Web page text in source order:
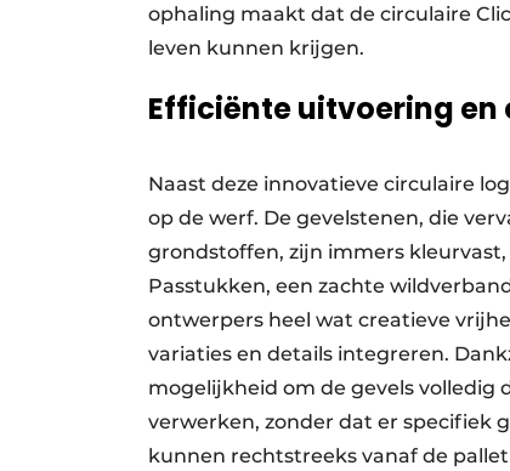
ophaling maakt dat de circulaire
leven kunnen krijgen.
Efficiënte uitvoering
Naast deze innovatieve circulaire
op de werf. De gevelstenen, die
grondstoffen, zijn immers
Passtukken, een zachte
ontwerpers heel wat creatieve
variaties en details integreren.
mogelijkheid om de gevels volledig
verwerken, zonder dat er specifiek
kunnen rechtstreeks vanaf de